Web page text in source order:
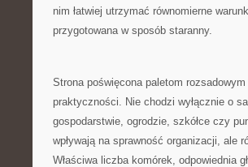
nim łatwiej utrzymać równomierne
przygotowana w sposób staranny.
Strona poświęcona paletom
praktyczności. Nie chodzi wyłącznie o
gospodarstwie, ogrodzie, szkółce czy
wpływają na sprawność organizacji, ale
Właściwa liczba komórek, odpowiednia